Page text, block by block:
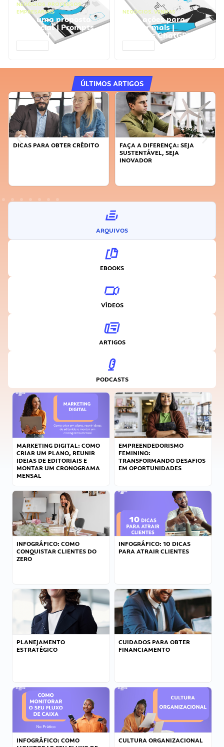
NEGÓCIOS, PROCESSOS
EMPRESARIAIS
Faça uma proposta
comercial | Prompts
ChatGPT
NEGÓCIOS, VENDAS
Faça ações para
vender mais |
Prompts ChatGPT
ÚLTIMOS ARTIGOS
DICAS PARA OBTER CRÉDITO
FAÇA A DIFERENÇA: SEJA
SUSTENTÁVEL, SEJA
INOVADOR
ARQUIVOS
EBOOKS
VÍDEOS
ARTIGOS
PODCASTS
MARKETING DIGITAL: COMO
CRIAR UM PLANO, REUNIR
IDEIAS DE EDITORIAIS E
MONTAR UM CRONOGRAMA
MENSAL
EMPREENDEDORISMO
FEMININO:
TRANSFORMANDO DESAFIOS
EM OPORTUNIDADES
INFOGRÁFICO: COMO
CONQUISTAR CLIENTES DO
ZERO
INFOGRÁFICO: 10 DICAS
PARA ATRAIR CLIENTES
PLANEJAMENTO
ESTRATÉGICO
CUIDADOS PARA OBTER
FINANCIAMENTO
INFOGRÁFICO: COMO
CULTURA ORGANIZACIONAL